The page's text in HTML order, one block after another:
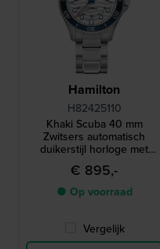
Hamilton
H82425110
Khaki Scuba 40 mm
Zwitsers automatisch
duikerstijl horloge met
datum
€ 895,-
● Op voorraad
Vergelijk